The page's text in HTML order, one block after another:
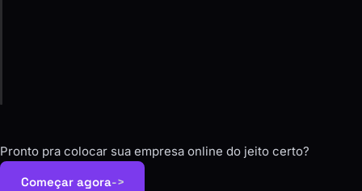
Pronto pra colocar sua empresa online do jeito certo?
Começar agora->